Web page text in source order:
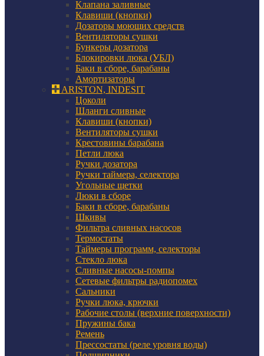
Клапана заливные
Клавиши (кнопки)
Дозаторы моющих средств
Вентиляторы сушки
Бункеры дозатора
Блокировки люка (УБЛ)
Баки в сборе, барабаны
Амортизаторы
ARISTON, INDESIT
Цоколи
Шланги сливные
Клавиши (кнопки)
Вентиляторы сушки
Крестовины барабана
Петли люка
Ручки дозатора
Ручки таймера, селектора
Угольные щетки
Люки в сборе
Баки в сборе, барабаны
Шкивы
Фильтра сливных насосов
Термостаты
Таймеры программ, селекторы
Стекло люка
Сливные насосы-помпы
Сетевые фильтры радиопомех
Сальники
Ручки люка, крючки
Рабочие столы (верхние поверхности)
Пружины бака
Ремень
Прессостаты (реле уровня воды)